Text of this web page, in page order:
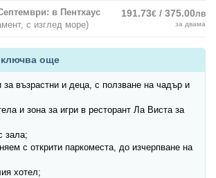
в Пентхаус
с изглед море)
191.73€ / 375.00лв
за двама
още
възрастни и деца, с ползване на чадър и
и зона за игри в ресторант Ла Виста за
зала;
с открити паркоместа, до изчерпване на
хотел;